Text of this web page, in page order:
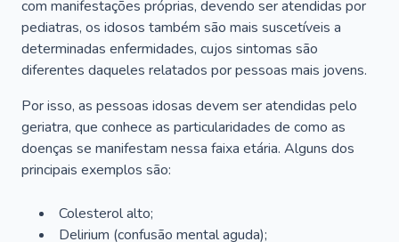
com manifestações próprias, devendo ser atendidas por
pediatras, os idosos também são mais suscetíveis a
determinadas enfermidades, cujos sintomas são
diferentes daqueles relatados por pessoas mais jovens.
Por isso, as pessoas idosas devem ser atendidas pelo
geriatra, que conhece as particularidades de como as
doenças se manifestam nessa faixa etária. Alguns dos
principais exemplos são:
Colesterol alto;
Delirium (confusão mental aguda);